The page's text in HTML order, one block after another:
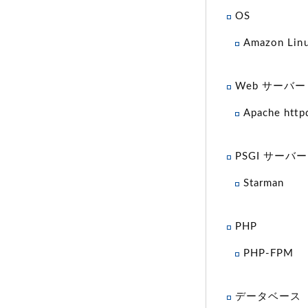
OS
Amazon
Web サーバー
Apache
PSGI サーバー
Starman
PHP
PHP-FPM
データベース